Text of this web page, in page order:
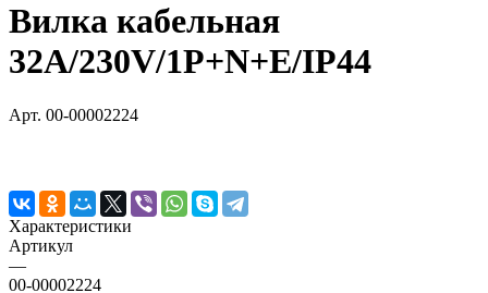
Вилка кабельная
32А/230V/1P+N+E/IP44
Арт. 00-00002224
Характеристики
Артикул
—
00-00002224